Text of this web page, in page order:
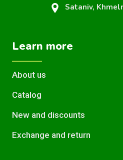
Sataniv,
Learn more
About us
Catalog
New and discounts
Exchange and return